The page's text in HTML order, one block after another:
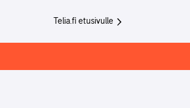
Telia.fi etusivulle